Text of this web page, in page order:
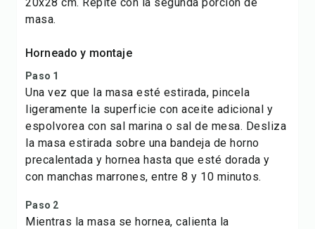
masa.
Horneado y montaje
Paso 1
Una vez que la masa esté estirada, pincela
ligeramente la superficie con aceite adicional y
espolvorea con sal marina o sal de mesa. Desliza
la masa estirada sobre una bandeja de horno
precalentada y hornea hasta que esté dorada y
con manchas marrones, entre 8 y 10 minutos.
Paso 2
Mientras la masa se hornea, calienta la